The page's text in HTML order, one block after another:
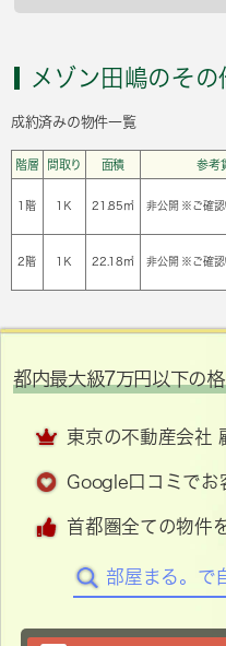
メゾン田嶋のそ
成約済みの物件一覧
階層 間取り 面積 参考
1階 1Ｋ 21.85㎡ 非公開 ※ご確認
2階 1Ｋ 22.18㎡ 非公開 ※ご確認
都内最大級7万円以下の
東京の不動産会社
Google口コミでお
首都圏全ての物件
部屋まる。で